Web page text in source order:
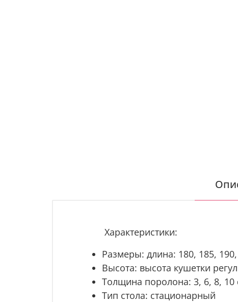
Характеристики:
Размеры: длина: 180, 185,
Высота: высота кушетки
Толщина поролона: 3, 6, 8, 10
Тип стола: стационарный